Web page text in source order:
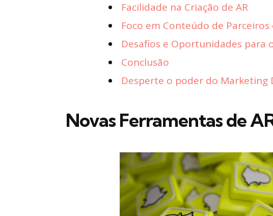
Facilidade na Criação de AR
Foco em Conteúdo de Parceiros
Desafios e Oportunidades para
Conclusão
Desperte o poder do Marketing
Novas Ferramentas de